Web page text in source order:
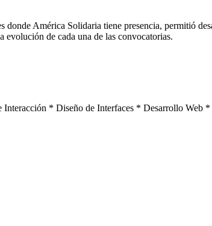
donde América Solidaria tiene presencia, permitió
evolución de cada una de las convocatorias.
* Diseño de Interfaces * Desarrollo Web *